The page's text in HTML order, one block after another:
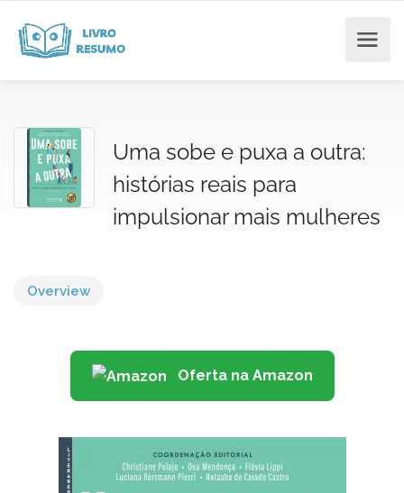
Uma sobe e puxa a outra:
histórias reais para
impulsionar mais mulheres
Overview
Oferta na Amazon